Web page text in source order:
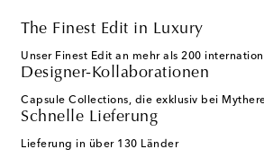
The Finest Edit in Luxury
Unser Finest Edit an mehr als 200
Designer-Kollaborationen
Capsule Collections, die exklusiv bei
Schnelle Lieferung
Lieferung in über 130 Länder